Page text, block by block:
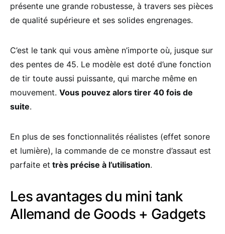
présente une grande robustesse, à travers ses pièces
de qualité supérieure et ses solides engrenages.
C’est le tank qui vous amène n’importe où, jusque sur
des pentes de 45. Le modèle est doté d’une fonction
de tir toute aussi puissante, qui marche même en
mouvement. Vous pouvez alors tirer 40 fois de
suite.
En plus de ses fonctionnalités réalistes (effet sonore
et lumière), la commande de ce monstre d’assaut est
parfaite et très précise à l’utilisation.
Les avantages du mini tank
Allemand de Goods + Gadgets